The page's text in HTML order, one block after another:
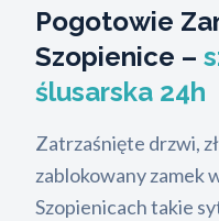
Pogotowie
Szopienice –
ślusarska 24h
Zatrzaśnięte drzwi,
zablokowany zamek
Szopienicach takie